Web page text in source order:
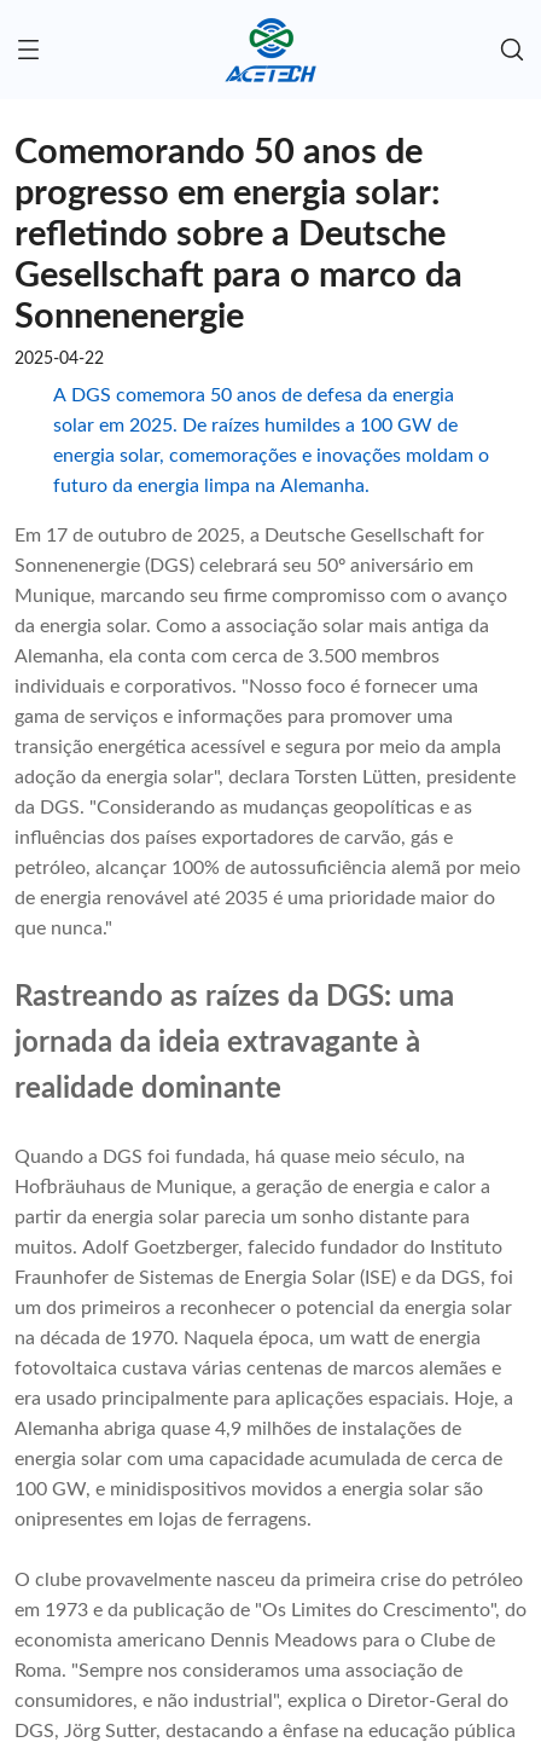
Comemorando 50 anos de
progresso em energia solar:
refletindo sobre a Deutsche
Gesellschaft para o marco da
Sonnenenergie
2025-04-22
A DGS comemora 50 anos de defesa da energia
solar em 2025. De raízes humildes a 100 GW de
energia solar, comemorações e inovações moldam o
futuro da energia limpa na Alemanha.
Em 17 de outubro de 2025, a Deutsche Gesellschaft for
Sonnenenergie (DGS) celebrará seu 50º aniversário em
Munique, marcando seu firme compromisso com o avanço
da energia solar. Como a associação solar mais antiga da
Alemanha, ela conta com cerca de 3.500 membros
individuais e corporativos. "Nosso foco é fornecer uma
gama de serviços e informações para promover uma
transição energética acessível e segura por meio da ampla
adoção da energia solar", declara Torsten Lütten, presidente
da DGS. "Considerando as mudanças geopolíticas e as
influências dos países exportadores de carvão, gás e
petróleo, alcançar 100% de autossuficiência alemã por meio
de energia renovável até 2035 é uma prioridade maior do
que nunca."
Rastreando as raízes da DGS: uma
jornada da ideia extravagante à
realidade dominante
Quando a DGS foi fundada, há quase meio século, na
Hofbräuhaus de Munique, a geração de energia e calor a
partir da energia solar parecia um sonho distante para
muitos. Adolf Goetzberger, falecido fundador do Instituto
Fraunhofer de Sistemas de Energia Solar (ISE) e da DGS, foi
um dos primeiros a reconhecer o potencial da energia solar
na década de 1970. Naquela época, um watt de energia
fotovoltaica custava várias centenas de marcos alemães e
era usado principalmente para aplicações espaciais. Hoje, a
Alemanha abriga quase 4,9 milhões de instalações de
energia solar com uma capacidade acumulada de cerca de
100 GW, e minidispositivos movidos a energia solar são
onipresentes em lojas de ferragens.
O clube provavelmente nasceu da primeira crise do petróleo
em 1973 e da publicação de "Os Limites do Crescimento", do
economista americano Dennis Meadows para o Clube de
Roma. "Sempre nos consideramos uma associação de
consumidores, e não industrial", explica o Diretor-Geral do
DGS, Jörg Sutter, destacando a ênfase na educação pública